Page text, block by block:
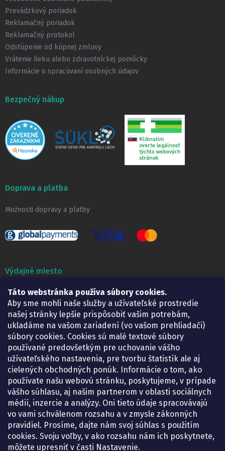
Táto webstránka používa súbory cookies.
Aby sme mohli naše služby a užívateľské prostredie
našej stránky lepšie prispôsobiť vašim potrebám,
ukladáme na vašom zariadení (vo vašom prehliadači)
súbory cookies. Cookies sú malé textové súbory
používané predovšetkým pre uchovanie vášho
užívateľského nastavenia, pre tvorbu štatistík ale aj
cielených obchodných ponúk. Informácie o tom, ako
používate našu webovú stránku, poskytujeme, v prípade
vášho súhlasu, aj našim partnerom v oblasti sociálnych
médií, inzercie a analýzy. Oni tieto údaje spracovávajú
vo vami schválenom rozsahu a v zmysle zákonných
pravidiel. Prosíme, dajte nám svoj súhlas s použitím
cookies. Svoju voľby, v ako rozsahu nám ich poskytnete,
môžete upresniť v časti Nastavenie.
Prevádzkový poriadok
Reklamačný poriadok
Reklamačný protokol
Odstúpenie od kúpnej zmluvy
Vrátenie lieku alebo zdravotníckej pomôcky
Informácie o spracúvaní osobných údajov
Bezpečný nákup
Doprava a platba
Možnosti dopravy a platby
Výdajné miesto
Lekáreň ADONAI
Košice – Smetanova 2
Pondelok:
07.30 – 15.30 h.
Utorok:
07.30 – 16.00 h.
Streda:
07.30 – 16.00 h.
Štvrtok:
07.30 – 15.30 h.
Piatok:
07.30 – 15.30 h.
KONTAKT
eshop@lekarenadonai.sk
+421 948 203 203
Nájdete nás na Facebooku.
lekarenadonai/